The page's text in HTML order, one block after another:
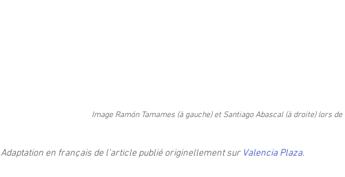
Image Ramón Tamames (à gauche) et Santiago Abascal (à droite) lors
Adaptation en français de l’article publié originellement sur Valencia Plaza.